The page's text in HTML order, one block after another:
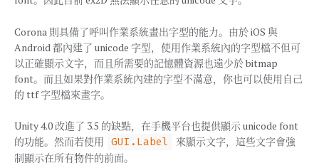
Corona 則具備了呼叫作業系統畫出字型的能力。由於 iOS 與
Android 都內建了 unicode 字型，使用作業系統內的字型檔不但可
以正確顯示文字，而且所需要的記憶體資源也遠少於 bitmap
font。而且如果對作業系統內建的字型不滿意，你也可以使用自己
的 ttf 字型檔來畫字。
Unity 4.0 改進了 3.5 的缺點，在手機平台也提供顯示 unicode font
的功能。然而若使用
GUI.Label
來顯示文字，這些文字會強
制顯示在所有物件的前面。